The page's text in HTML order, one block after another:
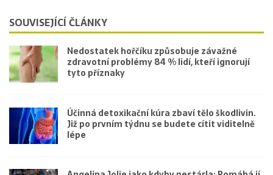
SOUVISEJÍCÍ ČLÁNKY
Nedostatek hořčíku způsobuje závažné
zdravotní problémy 84 % lidí, kteří ignorují
tyto příznaky
Účinná detoxikační kúra zbaví tělo škodlivin.
Již po prvním týdnu se budete cítit viditelně
lépe